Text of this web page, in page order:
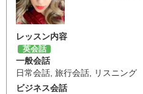
レッスン内容
英会話
一般会話
日常会話 旅行会話
リスニング
ビジネス会話